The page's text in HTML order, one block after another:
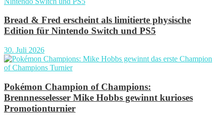
Bread & Fred erscheint als limitierte physische
Edition für Nintendo Switch und PS5
30. Juli 2026
Pokémon Champion of Champions:
Brennnesselesser Mike Hobbs gewinnt kurioses
Promotionturnier